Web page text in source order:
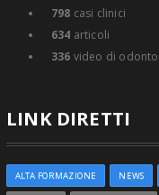
798 casi clinici
634 articoli
336 video di
LINK DIRETTI
ALTA FORMAZIONE NEWS